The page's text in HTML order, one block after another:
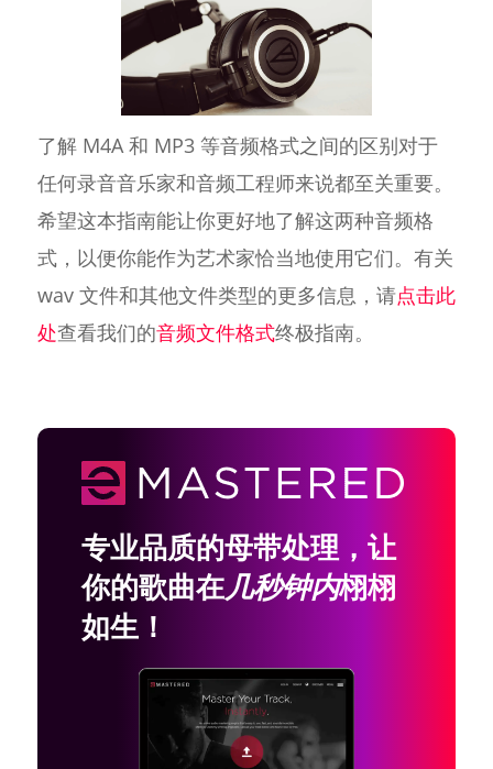
了解 M4A 和 MP3 等音频格式之间的区别对于
任何录音音乐家和音频工程师来说都至关重要。
希望这本指南能让你更好地了解这两种音频格
式，以便你能作为艺术家恰当地使用它们。有关
wav 文件和其他文件类型的更多信息，请点击此
处查看我们的音频文件格式终极指南。
专业品质的母带处理，让
你的歌曲在几秒钟内栩栩
如生！